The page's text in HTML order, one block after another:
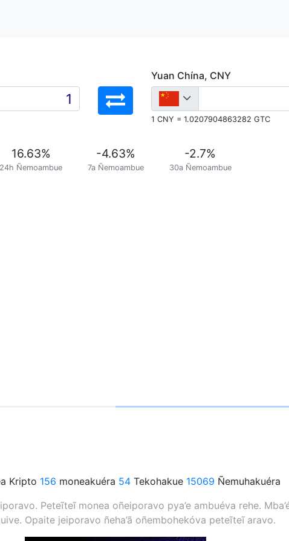
Yuan Chína, CNY
1 CNY = 1.0207904863282 GTC
16.63%
24h Ñemoambue
-4.63%
7a Ñemoambue
-2.7%
30a Ñemoambue
Kripto 156 moneakuéra 54Tekohakue 15069 Ñemuhakuéra
Peteĩteĩ monea oñeiporavo pya’e ambuéva rehe.
Opaite jeiporavo ñeha’ã oñembohekóva peteĩteĩ aravo.